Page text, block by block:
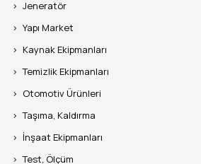
Jeneratör
Yapı Market
Kaynak Ekipmanları
Temizlik Ekipmanları
Otomotiv Ürünleri
Taşıma, Kaldırma
İnşaat Ekipmanları
Test, Ölçüm